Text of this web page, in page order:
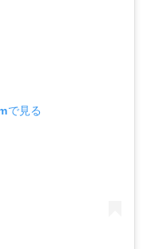
で見る